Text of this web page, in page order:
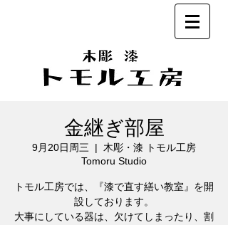
金継ぎ部屋
9月20日周三
  |
木彫・漆 トモル工房
Tomoru Studio
トモル工房では、『漆で直す繕い教室』を開
設しております。
大事にしている器は、欠けてしまったり、割